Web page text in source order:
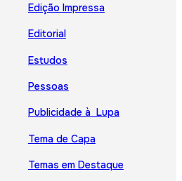
Edição Impressa
Editorial
Estudos
Pessoas
Publicidade à Lupa
Tema de Capa
Temas em Destaque